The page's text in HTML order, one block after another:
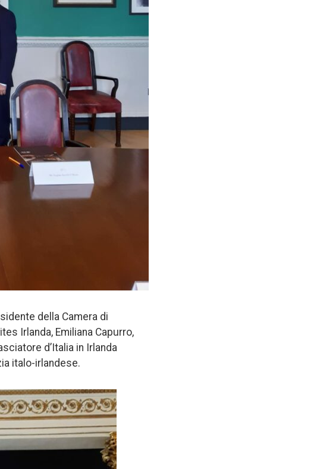
della Camera di
Irlanda, Emiliana Capurro,
d’Italia in Irlanda
italo-irlandese.